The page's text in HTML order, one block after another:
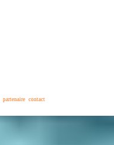
partenaire contact